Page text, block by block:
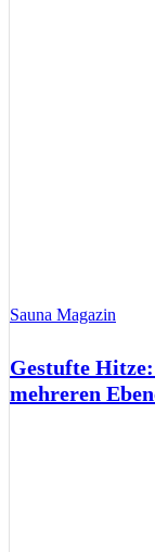
Sauna Magazin
Gestufte
mehreren